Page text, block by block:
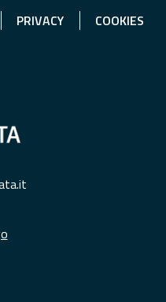
PRIVACY COOKIES